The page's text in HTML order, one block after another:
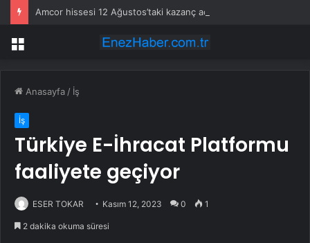
Menü
Anasayfa / İş
İş
Türkiye E-İhracat Platformu
faaliyete geçiyor
ESER TOKAR Kasım 12, 2023 0 1
2 dakika okuma süresi